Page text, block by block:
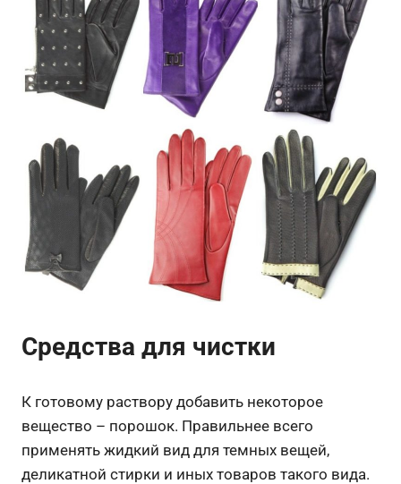
Средства для чистки
К готовому раствору добавить некоторое
вещество – порошок. Правильнее всего
применять жидкий вид для темных вещей,
деликатной стирки и иных товаров такого вида.